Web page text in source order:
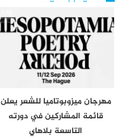
مهرجان ميزوبوتاميا للشعر يعلن
قائمة المشاركين في دورته
التاسعة بلاهاي